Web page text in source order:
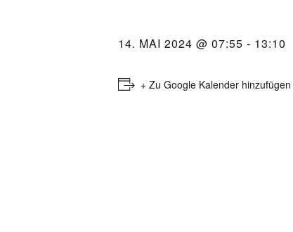
14. MAI 2024 @ 07:55 - 13:10
+ Zu Google Kalender hinzufügen